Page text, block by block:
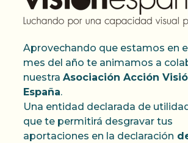
Aprovechando que estamos en
mes del año te animamos a
nuestra Asociación Acción
España.
Una entidad declarada de
que te permitirá desgravar tus
aportaciones en la declaración